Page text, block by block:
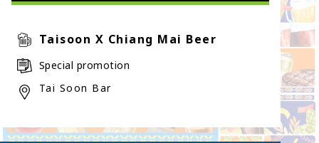
Taisoon X Chiang Mai Beer
Special promotion
Tai Soon Bar